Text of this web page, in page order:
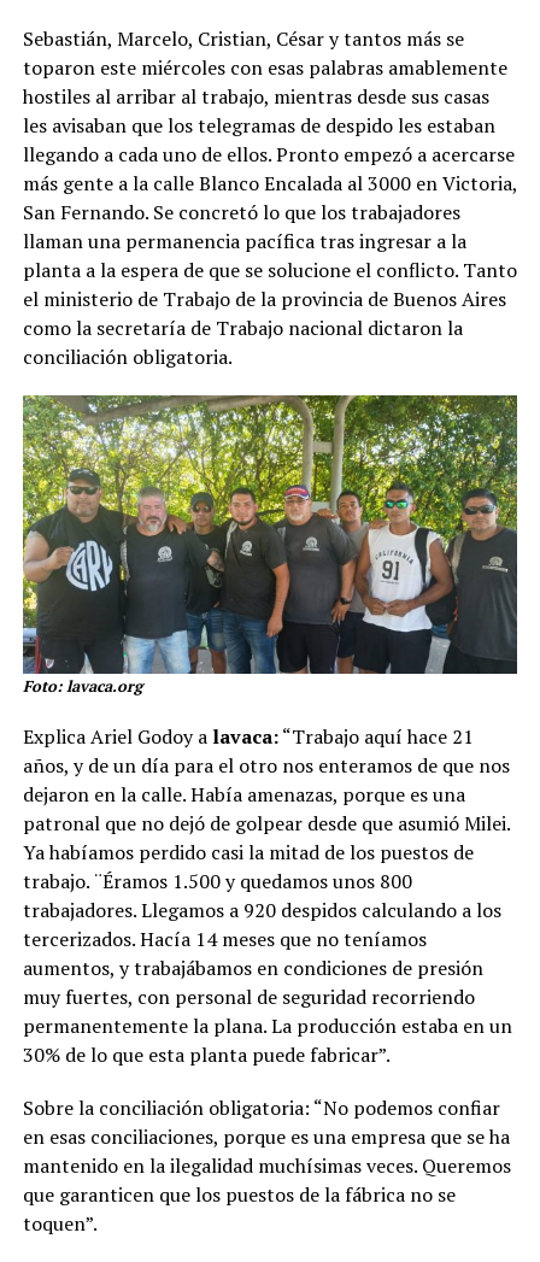
Sebastián, Marcelo, Cristian, César y tantos más se
toparon este miércoles con esas palabras amablemente
hostiles al arribar al trabajo, mientras desde sus casas
les avisaban que los telegramas de despido les estaban
llegando a cada uno de ellos. Pronto empezó a acercarse
más gente a la calle Blanco Encalada al 3000 en Victoria,
San Fernando. Se concretó lo que los trabajadores
llaman una permanencia pacífica tras ingresar a la
planta a la espera de que se solucione el conflicto. Tanto
el ministerio de Trabajo de la provincia de Buenos Aires
como la secretaría de Trabajo nacional dictaron la
conciliación obligatoria.
Foto: lavaca.org
Explica Ariel Godoy a lavaca:“Trabajo aquí hace 21
años, y de un día para el otro nos enteramos de que nos
dejaron en la calle. Había amenazas, porque es una
patronal que no dejó de golpear desde que asumió Milei.
Ya habíamos perdido casi la mitad de los puestos de
trabajo. ¨Éramos 1.500 y quedamos unos 800
trabajadores. Llegamos a 920 despidos calculando a los
tercerizados. Hacía 14 meses que no teníamos
aumentos, y trabajábamos en condiciones de presión
muy fuertes, con personal de seguridad recorriendo
permanentemente la plana. La producción estaba en un
30% de lo que esta planta puede fabricar”.
Sobre la conciliación obligatoria: “No podemos confiar
en esas conciliaciones, porque es una empresa que se ha
mantenido en la ilegalidad muchísimas veces. Queremos
que garanticen que los puestos de la fábrica no se
toquen”.